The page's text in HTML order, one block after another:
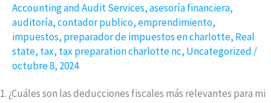
Accounting and Audit Services,asesoría financiera,
auditoría,contador publico,emprendimiento,
impuestos, preparador de impuestos en charlotte, Real
state, tax, tax preparation charlotte nc, Uncategorized /
octubre 8, 2024
1. ¿Cuáles son las deducciones fiscales más relevantes para mi
¡Aquí
Respondemos!